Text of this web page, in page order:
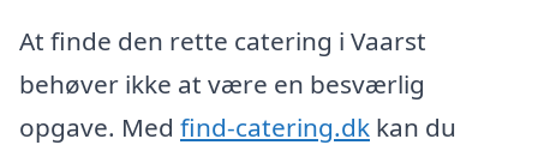
At finde den rette catering i Vaarst
behøver ikke at være en besværlig
opgave. Med find-catering.dk kan du